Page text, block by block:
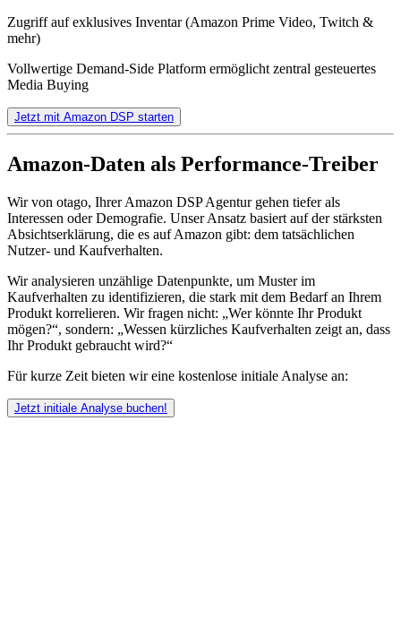
Zugriff auf exklusives Inventar (Amazon Prime Video, Twitch &
mehr)
Vollwertige Demand-Side Platform ermöglicht zentral gesteuertes
Media Buying
Jetzt mit Amazon DSP starten
Amazon-Daten als Performance-Treiber
Wir von otago, Ihrer Amazon DSP Agentur gehen tiefer als
Interessen oder Demografie. Unser Ansatz basiert auf der stärksten
Absichtserklärung, die es auf Amazon gibt: dem tatsächlichen
Nutzer- und Kaufverhalten.
Wir analysieren unzählige Datenpunkte, um Muster im
Kaufverhalten zu identifizieren, die stark mit dem Bedarf an Ihrem
Produkt korrelieren. Wir fragen nicht: „Wer könnte Ihr Produkt
mögen?“, sondern: „Wessen kürzliches Kaufverhalten zeigt an, dass
Ihr Produkt gebraucht wird?“
Für kurze Zeit bieten wir eine kostenlose initiale Analyse an:
Jetzt initiale Analyse buchen!